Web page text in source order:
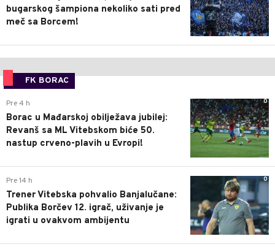
bugarskog šampiona nekoliko sati pred
meč sa Borcem!
FK BORAC
0
Pre 4 h
Borac u Mađarskoj obilježava jubilej:
Revanš sa ML Vitebskom biće 50.
nastup crveno-plavih u Evropi!
0
Pre 14 h
Trener Vitebska pohvalio Banjalučane:
Publika Borčev 12. igrač, uživanje je
igrati u ovakvom ambijentu